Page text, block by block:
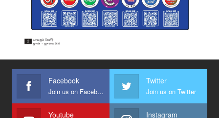
Facebook
Join us on Facebook
Twitter
Join us on Twitter
Youtube Instagram